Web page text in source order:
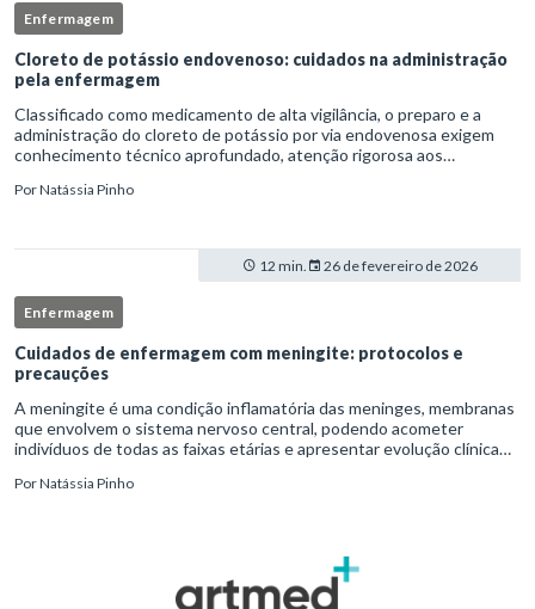
Enfermagem
Cloreto de potássio endovenoso: cuidados na administração
pela enfermagem
Classificado como medicamento de alta vigilância, o preparo e a
administração do cloreto de potássio por via endovenosa exigem
conhecimento técnico aprofundado, atenção rigorosa aos
enfermag
PorNatássia Pinho
12 min. 26 de fevereiro de 2026
Enfermagem
Cuidados de enfermagem com meningite: protocolos e
precauções
A meningite é uma condição inflamatória das meninges, membranas
que envolvem o sistema nervoso central, podendo acometer
indivíduos de todas as faixas etárias e apresentar evolução clínica
PorNatássia Pinho